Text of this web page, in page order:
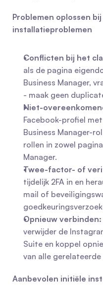
Problemen oplossen
installatieproblemen
Conflicten bij het
als de pagina
Business Manager,
- maak geen
Niet-
Facebook-profiel
Business Manager-
rollen in zowel
Manager.
Twee-factor- of
tijdelijk 2FA in en
mail of
Opnieuw verbinden:
verwijder de
Suite en koppel
van alle
Aanbevolen initiële